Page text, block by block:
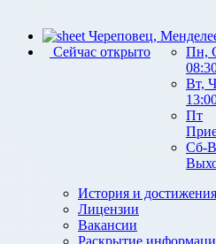
Череповец,
Сейчас открыто
Пн,
Вт,
Пт
Сб-
История и достижения
Лицензии
Вакансии
Раскрытие